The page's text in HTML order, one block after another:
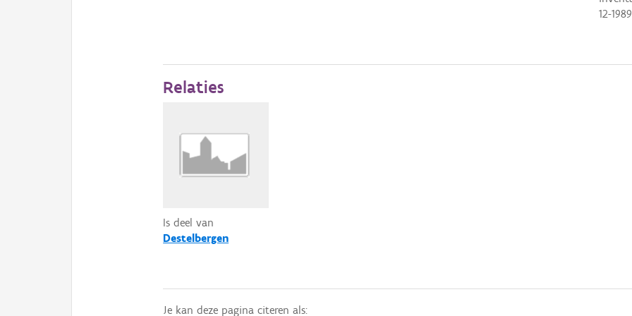
12-1989
Relaties
Is deel van
Destelbergen
Je kan deze pagina citeren als: